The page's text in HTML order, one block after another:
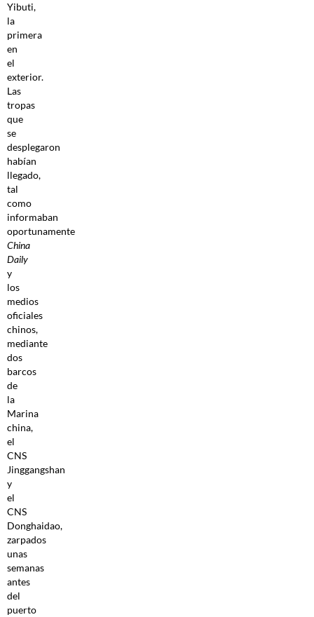
Yibuti,
la
primera
en
el
exterior.
Las
tropas
que
se
desplegaron
habían
llegado,
tal
como
informaban
oportunamente
China
Daily
y
los
medios
oficiales
chinos,
mediante
dos
barcos
de
la
Marina
china,
el
CNS
Jinggangshan
y
el
CNS
Donghaidao,
zarpados
unas
semanas
antes
del
puerto